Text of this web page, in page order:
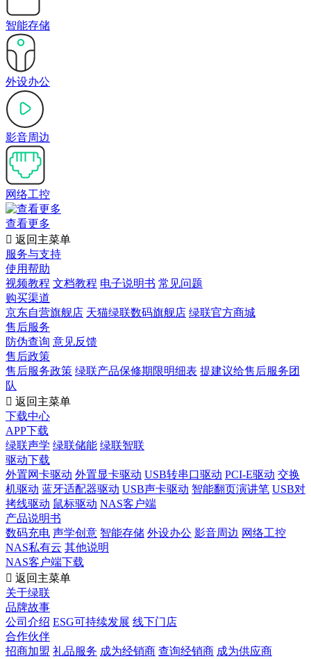
智能存储
外设办公
影音周边
网络工控
查看更多
 返回主菜单
服务与支持
使用帮助
视频教程 文档教程 电子说明书 常见问题
购买渠道
京东自营旗舰店 天猫绿联数码旗舰店 绿联官方商城
售后服务
防伪查询 意见反馈
售后政策
售后服务政策 绿联产品保修期限明细表 提建议给售后服务团
队
 返回主菜单
下载中心
APP下载
绿联声学 绿联储能 绿联智联
驱动下载
外置网卡驱动 外置显卡驱动 USB转串口驱动 PCI-E驱动 交换
机驱动 蓝牙适配器驱动 USB声卡驱动 智能翻页演讲笔 USB对
拷线驱动 鼠标驱动 NAS客户端
产品说明书
数码充电 声学创意 智能存储 外设办公 影音周边 网络工控
NAS私有云 其他说明
NAS客户端下载
 返回主菜单
关于绿联
品牌故事
公司介绍 ESG可持续发展 线下门店
合作伙伴
招商加盟 礼品服务 成为经销商 查询经销商 成为供应商